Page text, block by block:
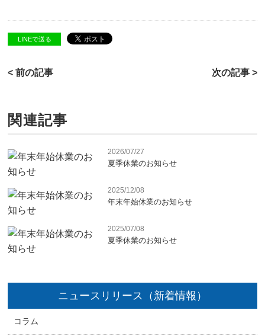
LINEで送る
< 前の記事 次の記事 >
関連記事
2026/07/27
夏季休業のお知らせ
2025/12/08
年末年始休業のお知らせ
2025/07/08
夏季休業のお知らせ
ニュースリリース（新着情報）
コラム